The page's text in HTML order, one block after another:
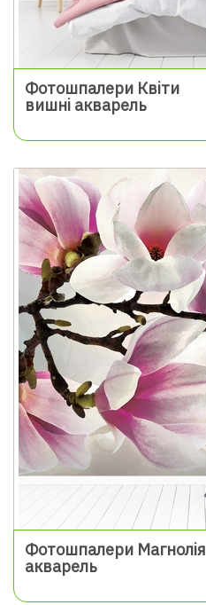
Фотошпалери Квіти
вишні акварель
Фотошпалери Магнолія
акварель